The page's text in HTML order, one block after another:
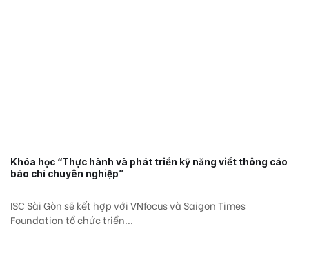
Khóa học “Thực hành và phát triển kỹ năng viết thông cáo
báo chí chuyên nghiệp”
ISC Sài Gòn sẽ kết hợp với VNfocus và Saigon Times
Foundation tổ chức triển...